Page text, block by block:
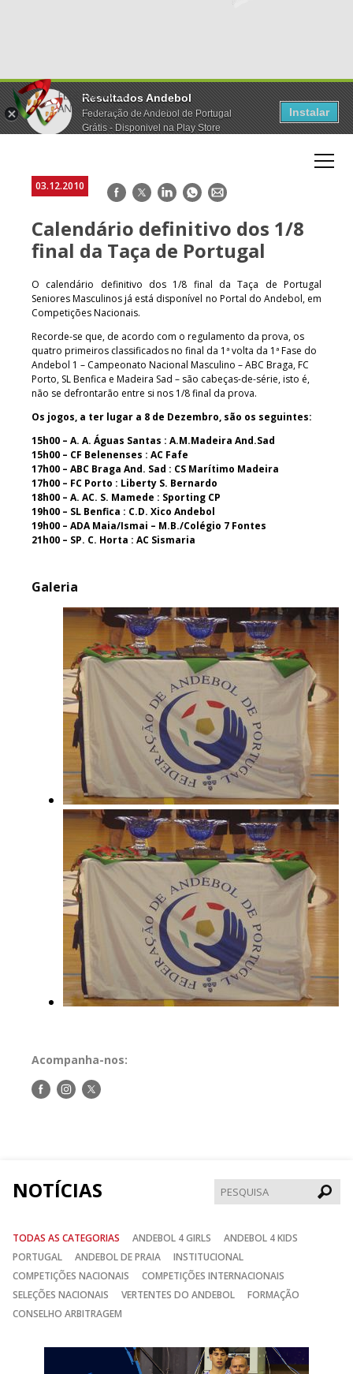
Resultados Andebol
Federação de Andebol de Portugal
Grátis - Disponivel na Play Store
Instalar
03.12.2010 Facebook
TwitterLinkedInWhatsApp
E-
Calendário definitivo dos 1/8
final da Taça de Portugal
O calendário definitivo dos 1/8 final da Taça de Portugal
Seniores Masculinos já está disponível no Portal do Andebol, em
Competições Nacionais.
Recorde-se que, de acordo com o regulamento da prova, os
quatro primeiros classificados no final da 1ª volta da 1ª Fase do
Andebol 1 – Campeonato Nacional Masculino – ABC Braga, FC
Porto, SL Benfica e Madeira Sad – são cabeças-de-série, isto é,
não se defrontarão entre si nos 1/8 final da prova.
Os jogos, a ter lugar a 8 de Dezembro, são os seguintes:
15h00 – A. A. Águas Santas : A.M.Madeira And.Sad
15h00 – CF Belenenses : AC Fafe
17h00 – ABC Braga And. Sad : CS Marítimo Madeira
17h00 – FC Porto : Liberty S. Bernardo
18h00 – A. AC. S. Mamede : Sporting CP
19h00 – SL Benfica : C.D. Xico Andebol
19h00 – ADA Maia/Ismai – M.B./Colégio 7 Fontes
21h00 – SP. C. Horta : AC Sismaria
Galeria
Acompanha-nos:
Siga-Siga-Siga-
NOTÍCIAS
TODAS AS CATEGORIAS ANDEBOL 4 GIRLS
ANDEBOL 4 KIDS
PORTUGAL
ANDEBOL DE PRAIA
INSTITUCIONAL
COMPETIÇÕES NACIONAIS
COMPETIÇÕES INTERNACIONAIS
SELEÇÕES NACIONAIS
VERTENTES DO ANDEBOL
FORMAÇÃO
CONSELHO ARBITRAGEM